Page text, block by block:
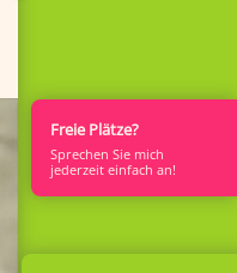
Freie Plätze?
Sprech­en Sie mich
jederzeit einfach an!